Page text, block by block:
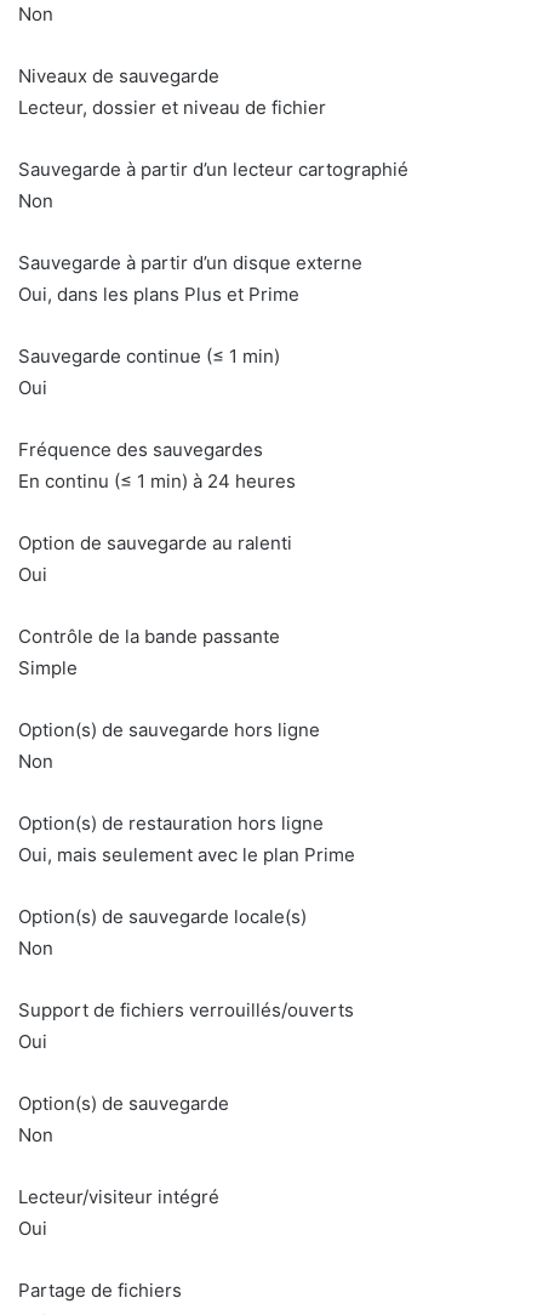
Non
Niveaux de sauvegarde
Lecteur, dossier et niveau de fichier
Sauvegarde à partir d’un lecteur cartographié
Non
Sauvegarde à partir d’un disque externe
Oui, dans les plans Plus et Prime
Sauvegarde continue (≤ 1 min)
Oui
Fréquence des sauvegardes
En continu (≤ 1 min) à 24 heures
Option de sauvegarde au ralenti
Oui
Contrôle de la bande passante
Simple
Option(s) de sauvegarde hors ligne
Non
Option(s) de restauration hors ligne
Oui, mais seulement avec le plan Prime
Option(s) de sauvegarde locale(s)
Non
Support de fichiers verrouillés/ouverts
Oui
Option(s) de sauvegarde
Non
Lecteur/visiteur intégré
Oui
Partage de fichiers